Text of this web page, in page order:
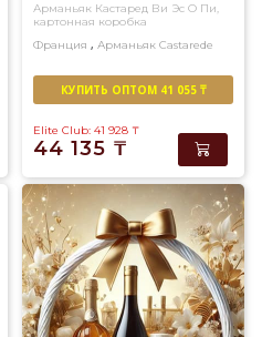
Арманьяк Кастаред Ви Эс О Пи,
картонная коробка
Франция , Арманьяк Castarede
КУПИТЬ ОПТОМ 41 055 ₸
Elite Club: 41 928 ₸
44 135 ₸